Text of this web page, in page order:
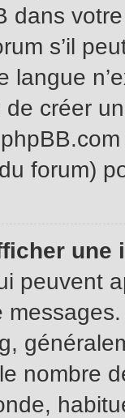
dans
s’il
langue
créer
forum)
une
peuvent
nombre